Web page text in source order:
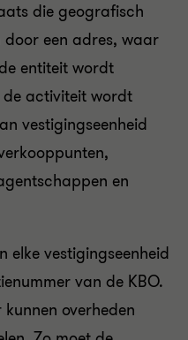
die geografisch
een adres, waar
entiteit wordt
activiteit wordt
vestigingseenheid
en
elke vestigingseenheid
van de KBO.
overheden